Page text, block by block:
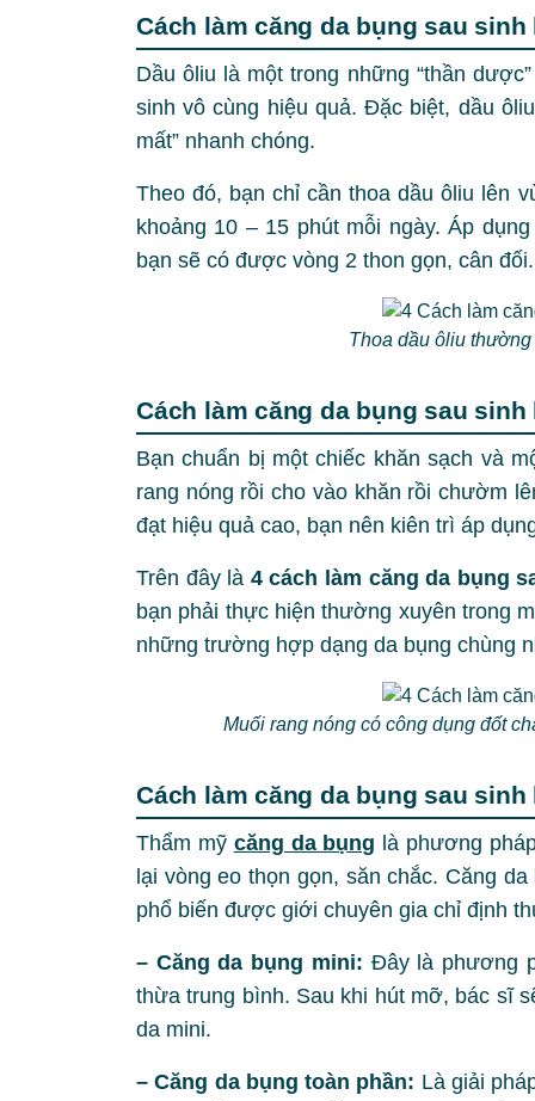
Cách làm căng da bụng sau
Dầu ôliu là một trong những “thần
sinh vô cùng hiệu quả. Đặc biệt, dầu
mất” nhanh chóng.
Theo đó, bạn chỉ cần thoa dầu ôliu lên
khoảng 10 – 15 phút mỗi ngày. Áp
bạn sẽ có được vòng 2 thon gọn, cân đối.
Thoa dầu ôliu
Cách làm căng da bụng sau
Bạn chuẩn bị một chiếc khăn sạch và
rang nóng rồi cho vào khăn rồi chườm
đạt hiệu quả cao, bạn nên kiên trì áp
Trên đây là 4 cách làm căng da bụng
bạn phải thực hiện thường xuyên trong
những trường hợp dạng da bụng chùng
Muối rang nóng có công dụng đốt
Cách làm căng da bụng sau
Thẩm mỹ căng da bụng là phương
lại vòng eo thọn gọn, săn chắc. Căng
phổ biến được giới chuyên gia chỉ định
– Căng da bụng mini: Đây là phương
thừa trung bình. Sau khi hút mỡ, bác sĩ
da mini.
– Căng da bụng toàn phần: Là giải